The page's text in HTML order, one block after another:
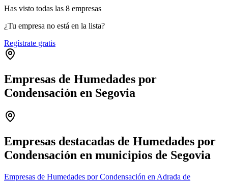
Has visto todas las 8 empresas
¿Tu empresa no está en la lista?
Regístrate gratis
Empresas de Humedades por
Condensación en Segovia
−
Empresas destacadas de Humedades por
Condensación en municipios de Segovia
Empresas de Humedades por Condensación en Adrada de